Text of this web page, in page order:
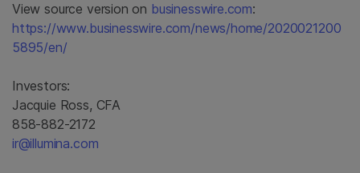
View source version on businesswire.com:
https://www.businesswire.com/news/home/2020021200
5895/en/
Investors:
Jacquie Ross, CFA
858-882-2172
ir@illumina.com